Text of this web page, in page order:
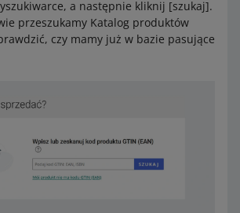
a następnie kliknij [szukaj].
przeszukamy Katalog produktów
czy mamy już w bazie pasujące